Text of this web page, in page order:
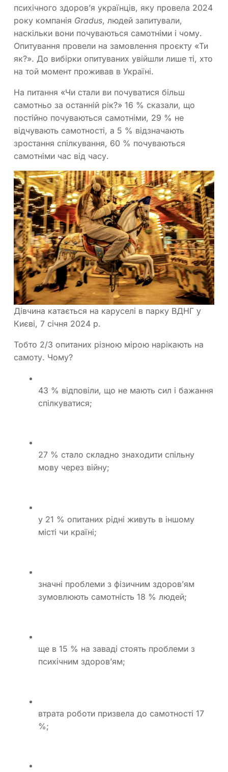
психічного здоров’я українців, яку провела 2024
року компанія Gradus, людей запитували,
наскільки вони почуваються самотніми і чому.
Опитування провели на замовлення проєкту «Ти
як?». До вибірки опитуваних увійшли лише ті, хто
на той момент проживав в Україні.
На питання «Чи стали ви почуватися більш
самотньо за останній рік?» 16 % сказали, що
постійно почуваються самотніми, 29 % не
відчувають самотності, а 5 % відзначають
зростання спілкування, 60 % почуваються
самотніми час від часу.
Дівчина катається на каруселі в парку ВДНГ у
Києві, 7 січня 2024 р.
Тобто 2/3 опитаних різною мірою нарікають на
самоту. Чому?
43 % відповіли, що не мають сил і бажання
спілкуватися;
27 % стало складно знаходити спільну
мову через війну;
у 21 % опитаних рідні живуть в іншому
місті чи країні;
значні проблеми з фізичним здоров’ям
зумовлюють самотність 18 % людей;
ще в 15 % на заваді стоять проблеми з
психічним здоров’ям;
втрата роботи призвела до самотності 17
%;